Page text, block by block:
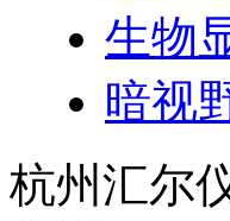
生物
暗视
杭州汇尔